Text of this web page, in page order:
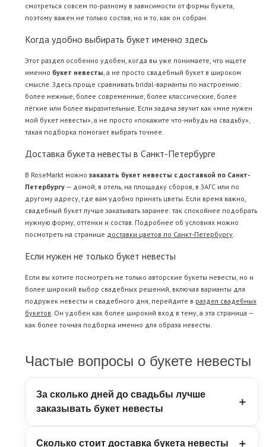
смотреться совсем по-разному в зависимости от формы букета,
поэтому важен не только состав, но и то, как он собран.
Когда удобно выбирать букет именно здесь
Этот раздел особенно удобен, когда вы уже понимаете, что ищете
именно букет невесты , а не просто свадебный букет в широком
смысле. Здесь проще сравнивать bridal-варианты по настроению:
более нежные, более современные, более классические, более
лёгкие или более выразительные. Если задача звучит как «мне нужен
мой букет невесты», а не просто «покажите что-нибудь на свадьбу»,
такая подборка помогает выбрать точнее.
Доставка букета невесты в Санкт-Петербурге
В RoseMarkt можно заказать букет невесты с доставкой по Санкт-
Петербургу — домой, в отель, на площадку сборов, в ЗАГС или по
другому адресу, где вам удобно принять цветы. Если время важно,
свадебный букет лучше заказывать заранее: так спокойнее подобрать
нужную форму, оттенки и состав. Подробнее об условиях можно
посмотреть на странице доставки цветов по Санкт-Петербургу
Если нужен не только букет невесты
Если вы хотите посмотреть не только авторские букеты невесты, но и
более широкий выбор свадебных решений, включая варианты для
подружек невесты и свадебного дня, перейдите в раздел свадебных
букетов . Он удобен как более широкий вход в тему, а эта страница —
как более точная подборка именно для образа невесты.
Частые вопросы о букете невесты
За сколько дней до свадьбы лучше
заказывать букет невесты
Сколько стоит доставка букета невесты